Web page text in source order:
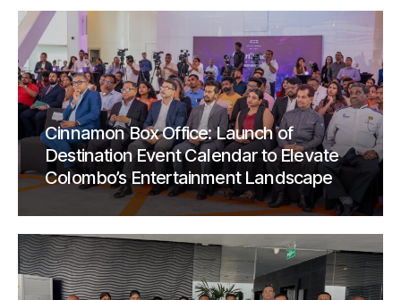
Cinnamon Box Office: Launch of
Destination Event Calendar to Elevate
Colombo’s Entertainment Landscape